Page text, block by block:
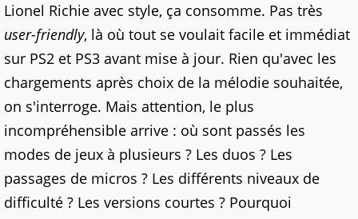
Lionel Richie avec style, ça consomme. Pas très
user-friendly, là où tout se voulait facile et immédiat
sur PS2 et PS3 avant mise à jour. Rien qu'avec les
chargements après choix de la mélodie souhaitée,
on s'interroge. Mais attention, le plus
incompréhensible arrive : où sont passés les
modes de jeux à plusieurs ? Les duos ? Les
passages de micros ? Les différents niveaux de
difficulté ? Les versions courtes ? Pourquoi